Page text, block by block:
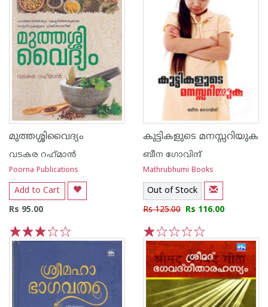
മുത്തശ്ശിവൈദ്യം
വടകര റഹ്‌മാന്‍
Poorna Publications
Add to Cart
Rs 95.00
5
4
3
2
1
കുട്ടികളുടെ മനസ്സറിയുക
ബീന ഗോവിന്ദ്‌
Mathrubhumi Books
Out of Stock
Rs 125.00 Rs 116.00
5
4
3
2
1